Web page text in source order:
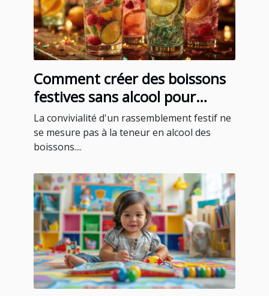
Comment créer des boissons
festives sans alcool pour
toutes les occasions
La convivialité d'un rassemblement festif ne
se mesure pas à la teneur en alcool des
boissons....